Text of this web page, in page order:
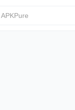
APKPure